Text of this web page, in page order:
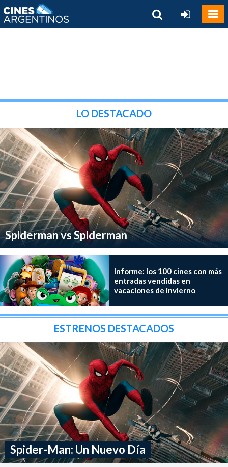
LO DESTACADO
Spiderman vs Spiderman
Informe: los 100 cines con más
entradas vendidas en
vacaciones de invierno
ESTRENOS DESTACADOS
Spider-Man: Un Nuevo Día